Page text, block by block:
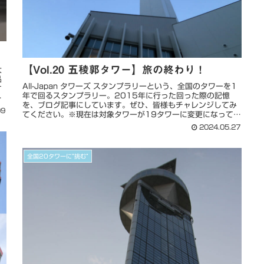
【Vol.20 五稜郭タワー】旅の終わり！
‎All-Japan タワーズ スタンプラリーという、全国のタワーを1
年で回るスタンプラリー。2015年に行った回った際の記憶
を、ブログ記事にしています。ぜひ、皆様もチャレンジしてみ
てください。※現在は対象タワーが19タワーに変更になって
2024.05.27
全国20タワーに”挑む”